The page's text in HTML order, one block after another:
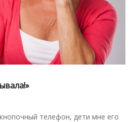
телефон, дети мне его